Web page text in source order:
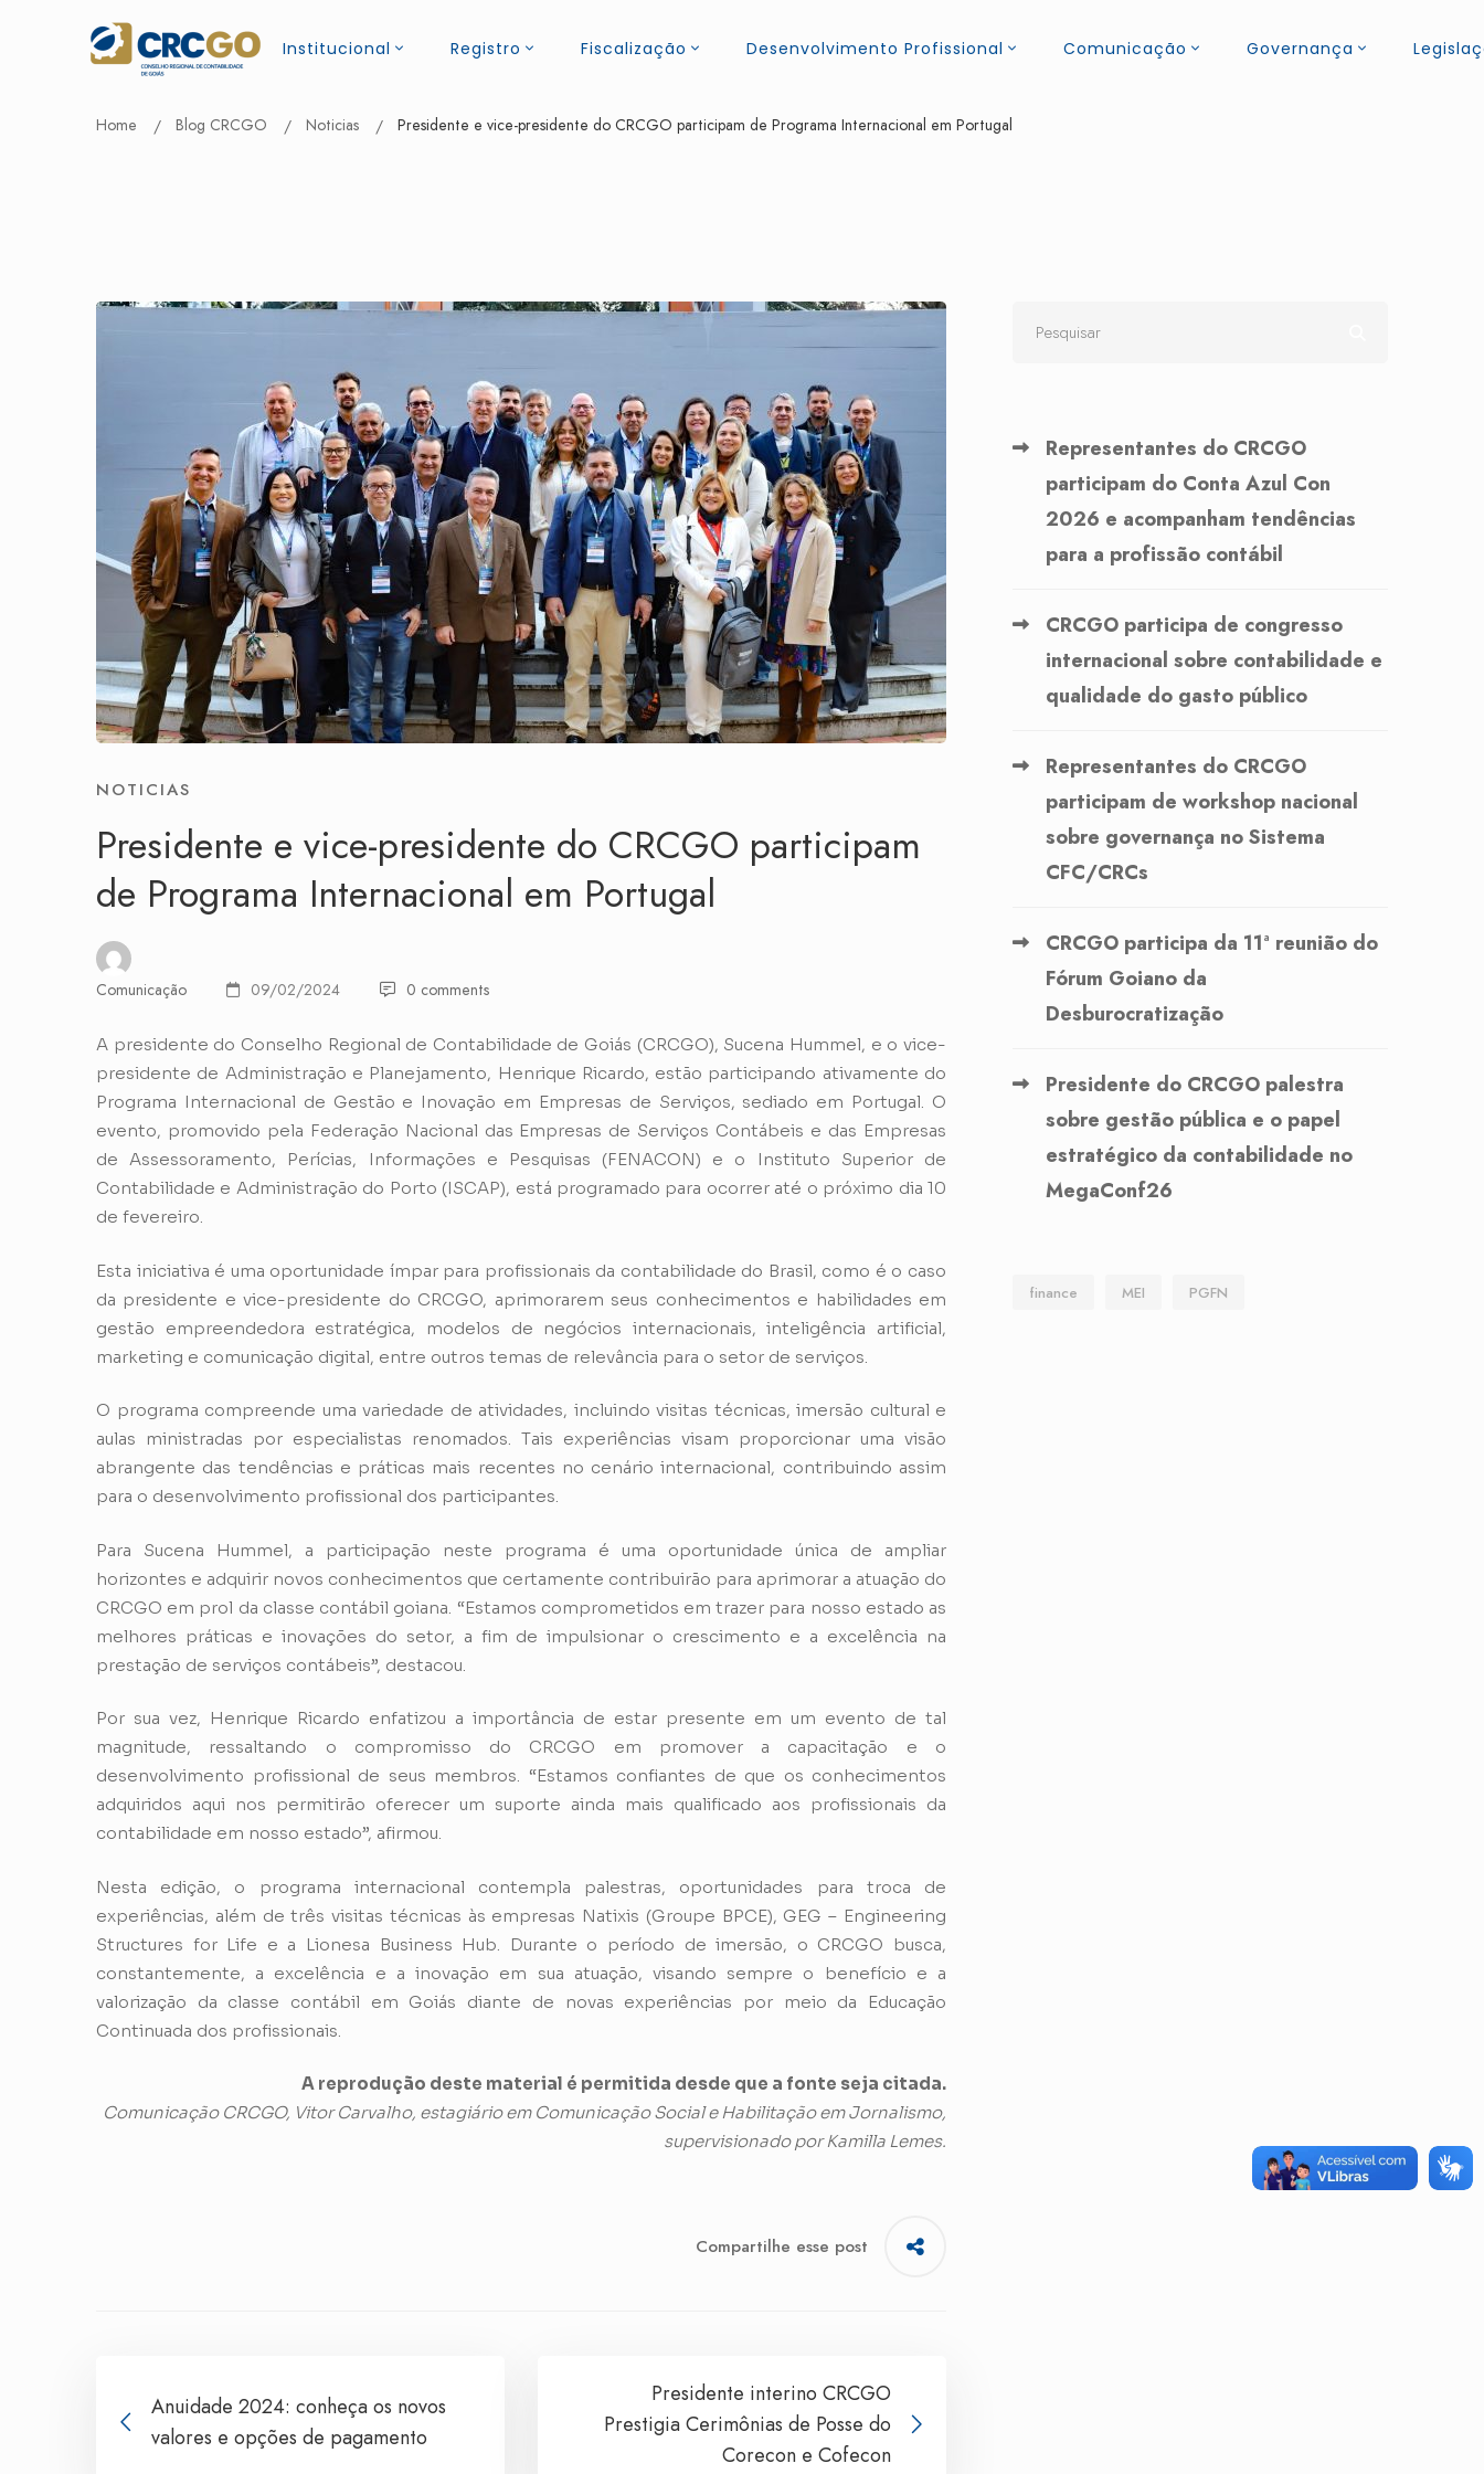
Institucional Registro Fiscalização Desenvolvimento Profissional Comunicação Governança
Home Blog CRCGO Noticias Presidente e vice-presidente do CRCGO participam de Programa Internacional em Portugal
NOTICIAS
Presidente e vice-presidente do CRCGO participam
de Programa Internacional em Portugal
Comunicação 09/02/2024 0 comments
A presidente do Conselho Regional de Contabilidade de Goiás (CRCGO), Sucena Hummel, e o vice-
presidente de Administração e Planejamento, Henrique Ricardo, estão participando ativamente do
Programa Internacional de Gestão e Inovação em Empresas de Serviços, sediado em Portugal. O
evento, promovido pela Federação Nacional das Empresas de Serviços Contábeis e das Empresas
de Assessoramento, Perícias, Informações e Pesquisas (FENACON) e o Instituto Superior de
Contabilidade e Administração do Porto (ISCAP), está programado para ocorrer até o próximo dia 10
de fevereiro.
Esta iniciativa é uma oportunidade ímpar para profissionais da contabilidade do Brasil, como é o caso
da presidente e vice-presidente do CRCGO, aprimorarem seus conhecimentos e habilidades em
gestão empreendedora estratégica, modelos de negócios internacionais, inteligência artificial,
marketing e comunicação digital, entre outros temas de relevância para o setor de serviços.
O programa compreende uma variedade de atividades, incluindo visitas técnicas, imersão cultural e
aulas ministradas por especialistas renomados. Tais experiências visam proporcionar uma visão
abrangente das tendências e práticas mais recentes no cenário internacional, contribuindo assim
para o desenvolvimento profissional dos participantes.
Para Sucena Hummel, a participação neste programa é uma oportunidade única de ampliar
horizontes e adquirir novos conhecimentos que certamente contribuirão para aprimorar a atuação do
CRCGO em prol da classe contábil goiana. “Estamos comprometidos em trazer para nosso estado as
melhores práticas e inovações do setor, a fim de impulsionar o crescimento e a excelência na
prestação de serviços contábeis”, destacou.
Por sua vez, Henrique Ricardo enfatizou a importância de estar presente em um evento de tal
magnitude, ressaltando o compromisso do CRCGO em promover a capacitação e o
desenvolvimento profissional de seus membros. “Estamos confiantes de que os conhecimentos
adquiridos aqui nos permitirão oferecer um suporte ainda mais qualificado aos profissionais da
contabilidade em nosso estado”, afirmou.
Nesta edição, o programa internacional contempla palestras, oportunidades para troca de
experiências, além de três visitas técnicas às empresas Natixis (Groupe BPCE), GEG – Engineering
Structures for Life e a Lionesa Business Hub. Durante o período de imersão, o CRCGO busca,
constantemente, a excelência e a inovação em sua atuação, visando sempre o benefício e a
valorização da classe contábil em Goiás diante de novas experiências por meio da Educação
Continuada dos profissionais.
A reprodução deste material é permitida desde que a fonte seja citada.
Comunicação CRCGO, Vitor Carvalho, estagiário em Comunicação Social e Habilitação em Jornalismo,
supervisionado por Kamilla Lemes.
Compartilhe esse post
Anuidade 2024: conheça os novos
valores e opções de pagamento
Presidente interino CRCGO
Prestigia Cerimônias de Posse do
Corecon e Cofecon
Representantes do CRCGO
participam do Conta Azul Con
2026 e acompanham tendências
para a profissão contábil
CRCGO participa de congresso
internacional sobre contabilidade e
qualidade do gasto público
Representantes do CRCGO
participam de workshop nacional
sobre governança no Sistema
CFC/CRCs
CRCGO participa da 11ª reunião do
Fórum Goiano da
Desburocratização
Presidente do CRCGO palestra
sobre gestão pública e o papel
estratégico da contabilidade no
MegaConf26
finance MEI PGFN